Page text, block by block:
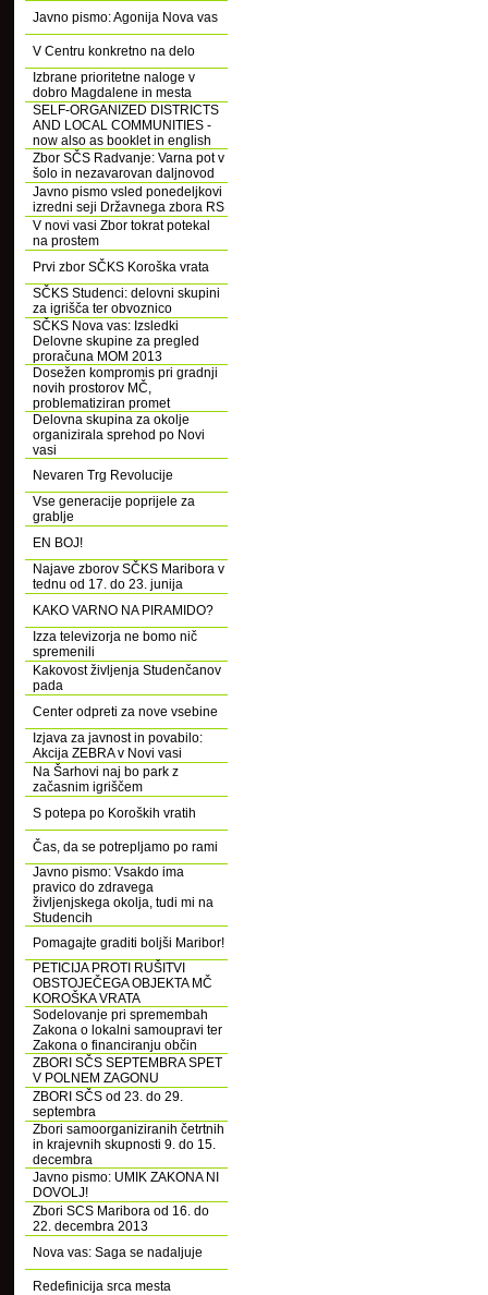
Javno pismo: Agonija Nova vas
V Centru konkretno na delo
Izbrane prioritetne naloge v
dobro Magdalene in mesta
SELF-ORGANIZED DISTRICTS
AND LOCAL COMMUNITIES -
now also as booklet in english
Zbor SČS Radvanje: Varna pot v
šolo in nezavarovan daljnovod
Javno pismo vsled ponedeljkovi
izredni seji Državnega zbora RS
V novi vasi Zbor tokrat potekal
na prostem
Prvi zbor SČKS Koroška vrata
SČKS Studenci: delovni skupini
za igrišča ter obvoznico
SČKS Nova vas: Izsledki
Delovne skupine za pregled
proračuna MOM 2013
Dosežen kompromis pri gradnji
novih prostorov MČ,
problematiziran promet
Delovna skupina za okolje
organizirala sprehod po Novi
vasi
Nevaren Trg Revolucije
Vse generacije poprijele za
grablje
EN BOJ!
Najave zborov SČKS Maribora v
tednu od 17. do 23. junija
KAKO VARNO NA PIRAMIDO?
Izza televizorja ne bomo nič
spremenili
Kakovost življenja Studenčanov
pada
Center odpreti za nove vsebine
Izjava za javnost in povabilo:
Akcija ZEBRA v Novi vasi
Na Šarhovi naj bo park z
začasnim igriščem
S potepa po Koroških vratih
Čas, da se potrepljamo po rami
Javno pismo: Vsakdo ima
pravico do zdravega
življenjskega okolja, tudi mi na
Studencih
Pomagajte graditi boljši Maribor!
PETICIJA PROTI RUŠITVI
OBSTOJEČEGA OBJEKTA MČ
KOROŠKA VRATA
Sodelovanje pri spremembah
Zakona o lokalni samoupravi ter
Zakona o financiranju občin
ZBORI SČS SEPTEMBRA SPET
V POLNEM ZAGONU
ZBORI SČS od 23. do 29.
septembra
Zbori samoorganiziranih četrtnih
in krajevnih skupnosti 9. do 15.
decembra
Javno pismo: UMIK ZAKONA NI
DOVOLJ!
Zbori SCS Maribora od 16. do
22. decembra 2013
Nova vas: Saga se nadaljuje
Redefinicija srca mesta